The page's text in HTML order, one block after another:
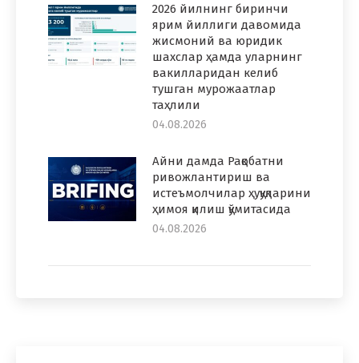
2026 йилнинг биринчи
ярим йиллиги давомида
жисмоний ва юридик
шахслар ҳамда уларнинг
вакилларидан келиб
тушган мурожаатлар
таҳлили
04.08.2026
Айни дамда Рақобатни
ривожлантириш ва
истеъмолчилар ҳуқуқларини
ҳимоя қилиш қўмитасида
04.08.2026